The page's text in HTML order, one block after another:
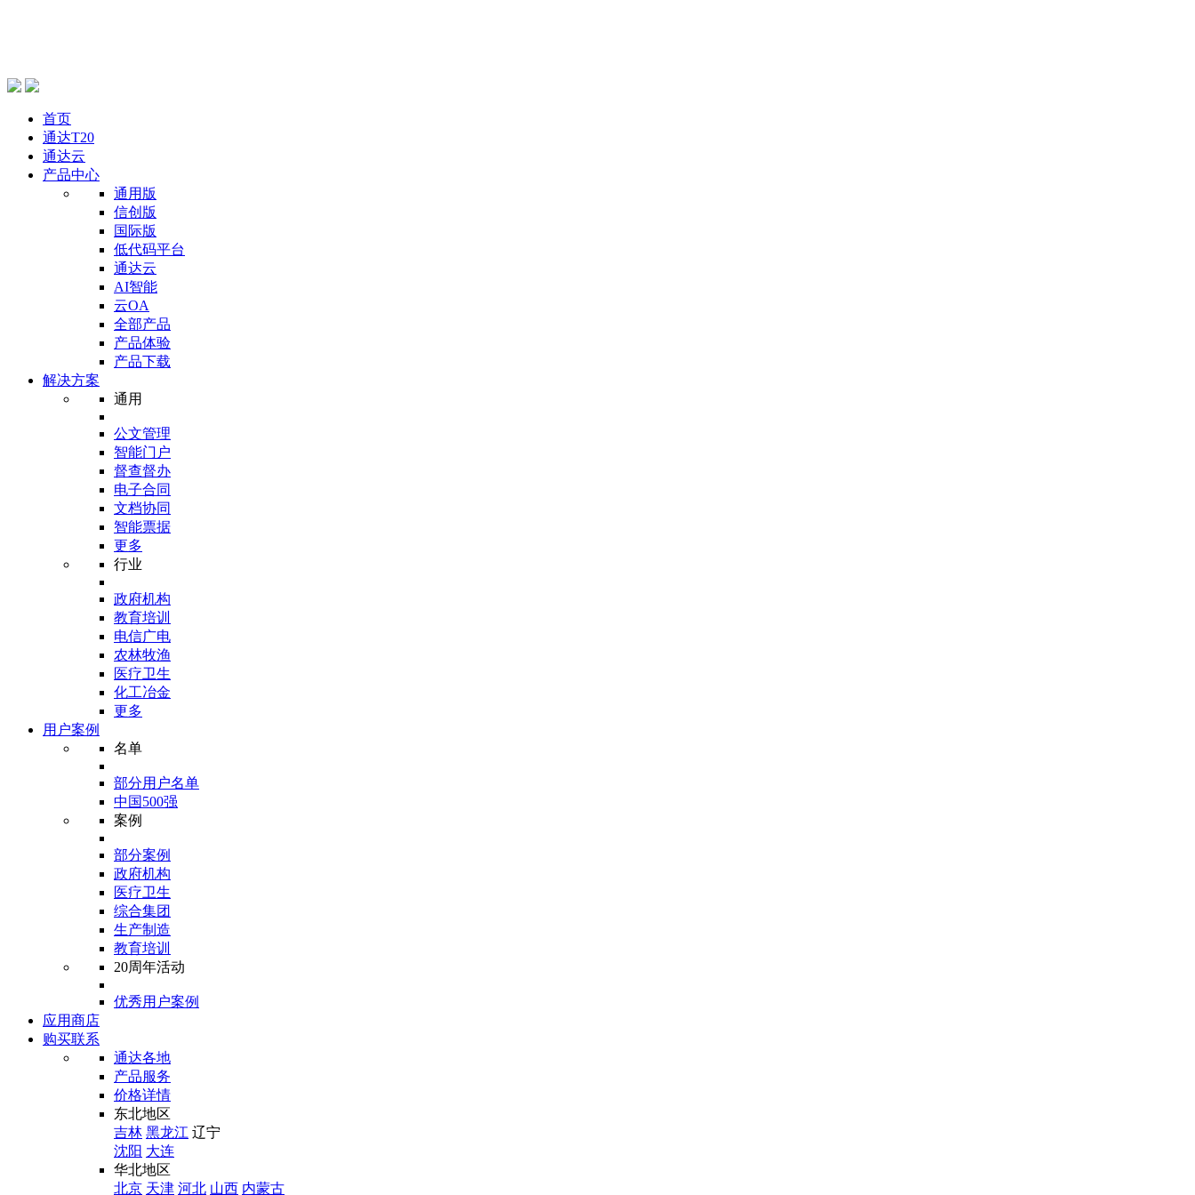
首页
通达T20
通达云
产品中心
通用版
信创版
国际版
低代码平台
通达云
AI智能
云OA
全部产品
产品体验
产品下载
解决方案
通用
公文管理
智能门户
督查督办
电子合同
文档协同
智能票据
更多
行业
政府机构
教育培训
电信广电
农林牧渔
医疗卫生
化工冶金
更多
用户案例
名单
部分用户名单
中国500强
案例
部分案例
政府机构
医疗卫生
综合集团
生产制造
教育培训
20周年活动
优秀用户案例
应用商店
购买联系
通达各地
产品服务
价格详情
东北地区
吉林 黑龙江 辽宁
沈阳 大连
华北地区
北京 天津 河北 山西 内蒙古